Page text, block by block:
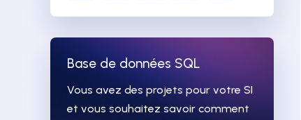
Base de données SQL
Vous avez des projets pour votre SI
et vous souhaitez savoir comment